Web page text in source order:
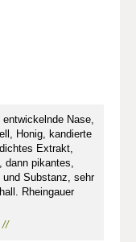
Nase,
Honig, kandierte
Extrakt,
dann pikantes,
Substanz, sehr
Rheingauer
//